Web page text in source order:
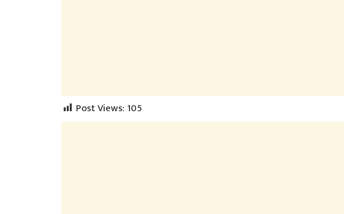
Post Views: 105